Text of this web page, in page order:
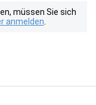
müssen Sie sich
anmelden